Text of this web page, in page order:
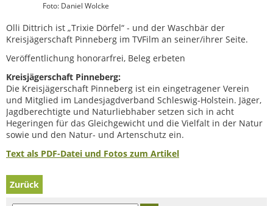
Foto: Daniel Wolcke
Olli Dittrich ist „Trixie Dörfel“ - und der Waschbär der
Kreisjägerschaft Pinneberg im TVFilm an seiner/ihrer Seite.
Veröffentlichung honorarfrei, Beleg erbeten
Kreisjägerschaft Pinneberg:
Die Kreisjägerschaft Pinneberg ist ein eingetragener Verein
und Mitglied im Landesjagdverband Schleswig-Holstein. Jäger,
Jagdberechtigte und Naturliebhaber setzen sich in acht
Hegeringen für das Gleichgewicht und die Vielfalt in der Natur
sowie und den Natur- und Artenschutz ein.
Text als PDF-Datei und Fotos zum Artikel
Zurück